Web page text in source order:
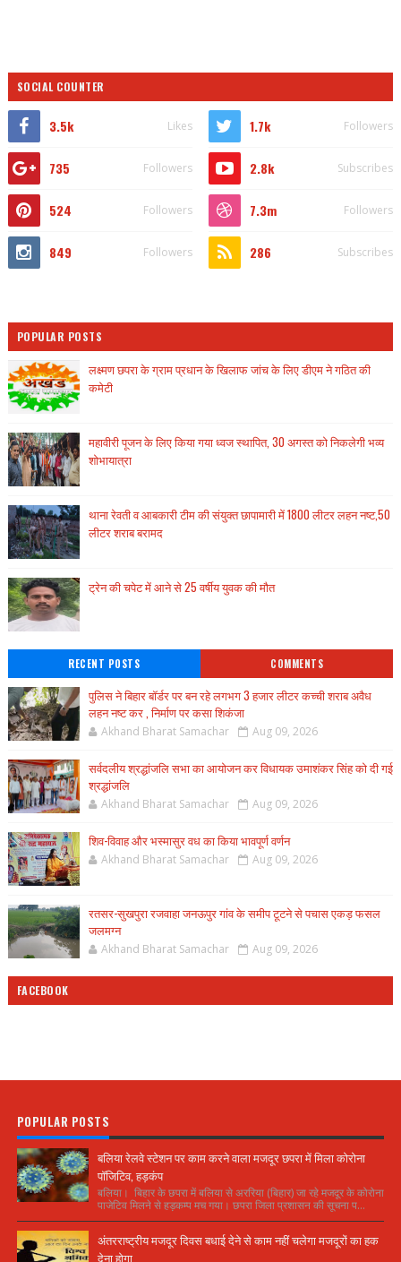
SOCIAL COUNTER
3.5k Likes 1.7k Followers
735 Followers 2.8k Subscribes
524 Followers 7.3m Followers
849 Followers 286 Subscribes
POPULAR POSTS
लक्ष्मण छपरा के ग्राम प्रधान के खिलाफ जांच के लिए डीएम ने गठित की
कमेटी
महावीरी पूजन के लिए किया गया ध्वज स्थापित, 30 अगस्त को निकलेगी भव्य
शोभायात्रा
थाना रेवती व आबकारी टीम की संयुक्त छापामारी में 1800 लीटर लहन नष्ट,50
लीटर शराब बरामद
ट्रेन की चपेट में आने से 25 वर्षीय युवक की मौत
RECENT POSTS COMMENTS
पुलिस ने बिहार बॉर्डर पर बन रहे लगभग 3 हजार लीटर कच्ची शराब अवैध
लहन नष्ट कर , निर्माण पर कसा शिकंजा
Akhand Bharat Samachar Aug 09, 2026
सर्वदलीय श्रद्धांजलि सभा का आयोजन कर विधायक उमाशंकर सिंह को दी गई
श्रद्धांजलि
Akhand Bharat Samachar Aug 09, 2026
शिव-विवाह और भस्मासुर वध का किया भावपूर्ण वर्णन
Akhand Bharat Samachar Aug 09, 2026
रतसर-सुखपुरा रजवाहा जनऊपुर गांव के समीप टूटने से पचास एकड़ फसल
जलमग्न
Akhand Bharat Samachar Aug 09, 2026
FACEBOOK
POPULAR POSTS
बलिया रेलवे स्टेशन पर काम करने वाला मजदूर छपरा में मिला कोरोना
पॉजिटिव, हड़कंप
बलिया। बिहार के छपरा में बलिया से अररिया (बिहार) जा रहे मजदूर के कोरोना
पाजेटिव मिलने से हड़कम्प मच गया। छपरा जिला प्रशासन की सूचना प...
अंतरराष्ट्रीय मजदूर दिवस बधाई देने से काम नहीं चलेगा मजदूरों का हक
देना होगा